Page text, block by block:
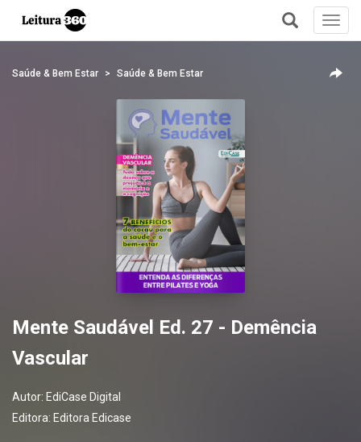
+
Saúde & Bem Estar Saúde & Bem Estar
Mente Saudável Ed. 27 - Demência
Vascular
Autor: EdiCase Digital
Editora: Editora Edicase